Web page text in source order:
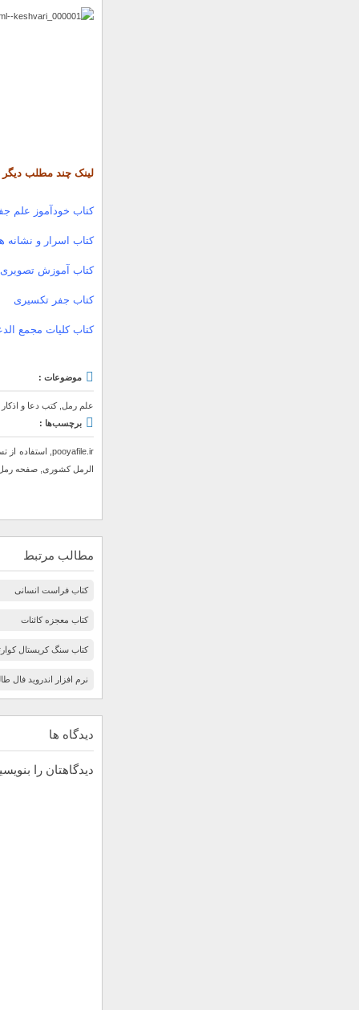
لینک چند مطلب دیگر
کتاب خودآموز علم
کتاب اسرار و نشانه
کتاب آموزش
کتاب جفر تکسیری
کتاب کلیات مجمع
موضوعات :
علم رمل ,کتب دعا و اذکار
برچسب‌ها :
pooyafile.ir
, استفاده از
الرمل کشوری صفحه
مطالب مرتبط
کتاب فراست انسانی
کتاب معجزه کائنات
کتاب سنگ کریستال
نرم افزار اندروید فال
دیدگاه ها
دیدگاهتان را